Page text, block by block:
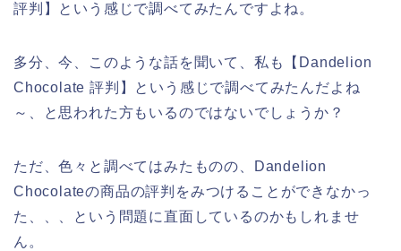
評判】という感じで調べてみたんですよね。
多分、今、このような話を聞いて、私も【Dandelion
Chocolate 評判】という感じで調べてみたんだよね
～、と思われた方もいるのではないでしょうか？
ただ、色々と調べてはみたものの、Dandelion
Chocolateの商品の評判をみつけることができなかっ
た、、、という問題に直面しているのかもしれませ
ん。